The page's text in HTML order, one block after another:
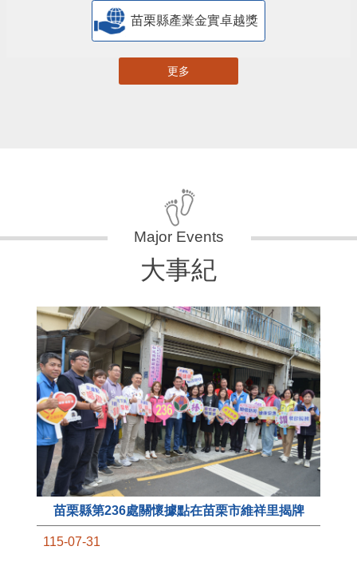
苗栗縣產業金實卓越獎
更多
大事紀
苗栗縣第236處關懷據點在苗栗市維祥里揭牌
115-07-31